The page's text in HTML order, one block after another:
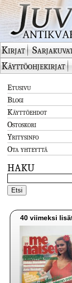
Kirjat
Käyttöohjekirjat
Etusivu
Blogi
Käyttöehdot
Ostoskori
Yritysinfo
Ota yhteyttä
HAKU
40 viimeksi